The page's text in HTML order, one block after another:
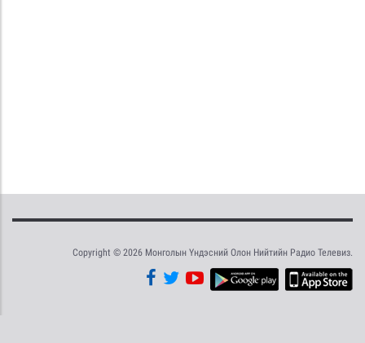
Copyright © 2026 Монголын Үндэсний Олон Нийтийн Радио Телевиз.